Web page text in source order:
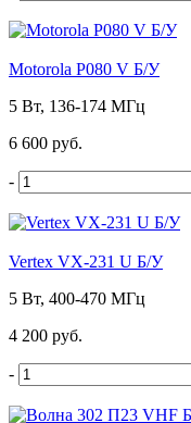
Motorola P080 V Б/У
5 Вт, 136-174 МГц
6 600 руб.
-
Vertex VX-231 U Б/У
5 Вт, 400-470 МГц
4 200 руб.
-